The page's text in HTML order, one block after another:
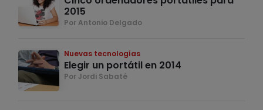
2015
Por Antonio Delgado
Nuevas tecnologías
Elegir un portátil en 2014
Por Jordi Sabaté